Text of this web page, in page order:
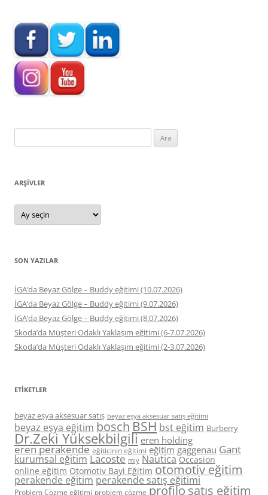
ARŞIVLER
Arşivler
SON YAZILAR
İGA’da Beyaz Gölge – Buddy eğitimi (10.07.2026)
İGA’da Beyaz Gölge – Buddy eğitimi (9.07.2026)
İGA’da Beyaz Gölge – Buddy eğitimi (8.07.2026)
Skoda’da Müşteri Odaklı Yaklaşım eğitimi (6-7.07.2026)
Skoda’da Müşteri Odaklı Yaklaşım eğitimi (2-3.07.2026)
ETIKETLER
beyaz eşya aksesuar satış beyaz eşya aksesuar satış eğitimi
beyaz eşya eğitim boschBSH bst eğitim Burberry
Dr.Zeki Yüksekbilgili eren holding
eren perakende eğiticinin eğitimi eğitim gaggenau Gant
kurumsal eğitim Lacoste miy Nautica Occasion
online eğitim Otomotiv Bayi Eğitim otomotiv eğitim
perakende eğitim perakende satış eğitimi
Problem Çözme eğitimi problem çözme profilo satış eğitim